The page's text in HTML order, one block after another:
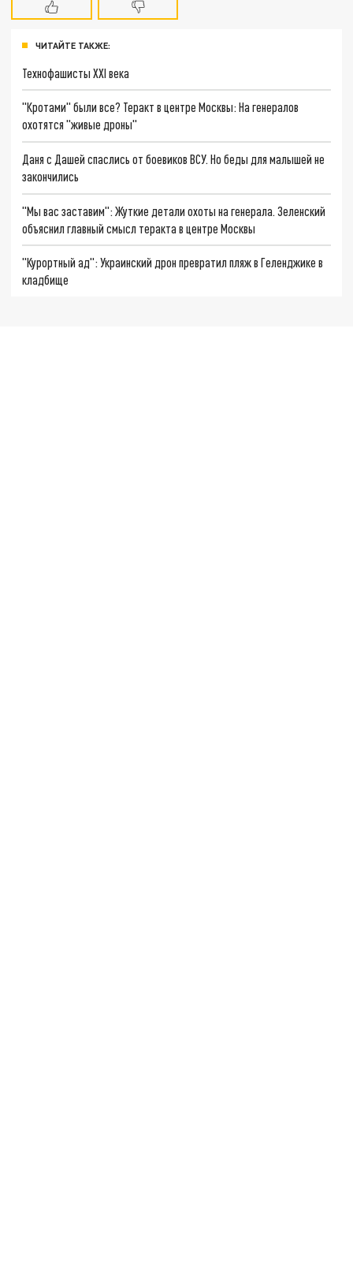
ЧИТАЙТЕ ТАКЖЕ:
Технофашисты XXI века
"Кротами" были все? Теракт в центре Москвы: На генералов
охотятся "живые дроны"
Даня с Дашей спаслись от боевиков ВСУ. Но беды для малышей не
закончились
"Мы вас заставим": Жуткие детали охоты на генерала. Зеленский
объяснил главный смысл теракта в центре Москвы
"Курортный ад": Украинский дрон превратил пляж в Геленджике в
кладбище